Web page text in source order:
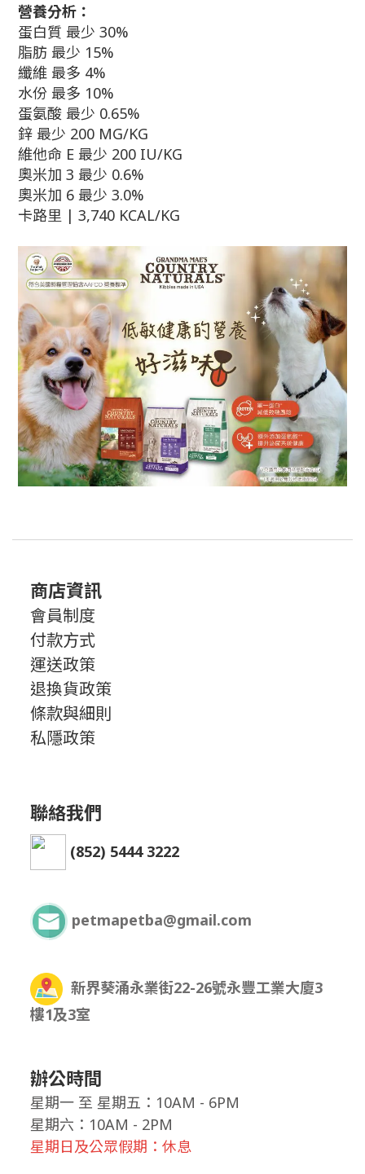
營養分析：
蛋白質 最少 30%
脂肪 最少 15%
纖維 最多 4%
水份 最多 10%
蛋氨酸 最少 0.65%
鋅 最少 200 MG/KG
維他命 E 最少 200 IU/KG
奧米加 3 最少 0.6%
奧米加 6 最少 3.0%
卡路里 | 3,740 KCAL/KG
商店資訊
會員制度
付款方式
運送政策
退換貨政策
條款與細則
私隱政策
聯絡我們
(852) 5444 3222
petmapetba@gmail.com
新界葵涌永業街22-26號永豐工業大廈3
樓1及3室
辦公時間
星期一 至 星期五：10AM - 6PM
星期六：10AM - 2PM
星期日及公眾假期：休息